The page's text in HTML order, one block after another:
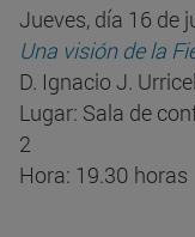
Jueves, día 16 de
Una visión de la
D. Ignacio J.
Lugar: Sala de
2
Hora: 19.30 horas